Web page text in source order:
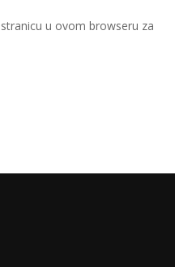
u ovom browseru za